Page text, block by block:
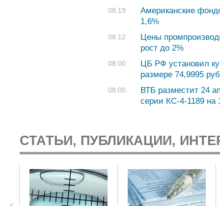
08:19
Американские
1,6%
08:12
Цены
рост до 2%
08:00
ЦБ РФ установил
размере 74,9995
08:00
ВТБ разместит 24
серии КС-4-1189 на
СТАТЬИ, ПУБЛИКАЦИИ,